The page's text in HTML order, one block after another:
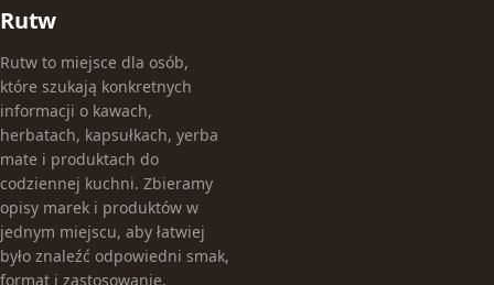
Rutw
Rutw to miejsce dla osób,
które szukają konkretnych
informacji o kawach,
herbatach, kapsułkach, yerba
mate i produktach do
codziennej kuchni. Zbieramy
opisy marek i produktów w
jednym miejscu, aby łatwiej
było znaleźć odpowiedni smak,
format i zastosowanie.